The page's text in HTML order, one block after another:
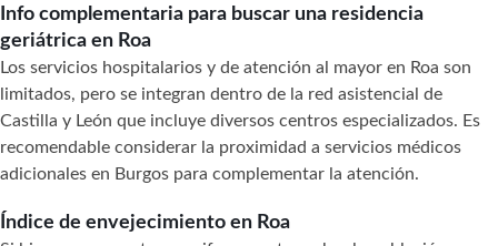
Info complementaria para buscar una residencia
geriátrica en Roa
Los servicios hospitalarios y de atención al mayor en Roa son
limitados, pero se integran dentro de la red asistencial de
Castilla y León que incluye diversos centros especializados. Es
recomendable considerar la proximidad a servicios médicos
adicionales en Burgos para complementar la atención.
Índice de envejecimiento en Roa